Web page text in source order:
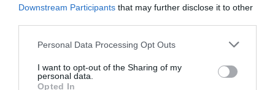
Downstream Participants that may further disclose it to other
Personal Data Processing Opt Outs
I want to opt-out of the Sharing of my
personal data.
Opted In
"Dîners des sommets" de Laurent Wauquiez :